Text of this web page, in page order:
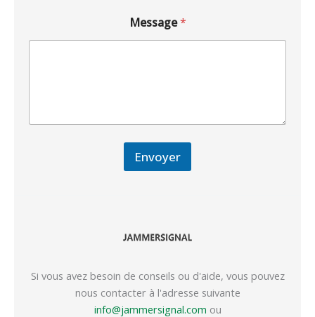
Message*
Envoyer
Si vous avez besoin de conseils ou d'aide, vous pouvez
nous contacter à l'adresse suivante
info@jammersignal.com ou